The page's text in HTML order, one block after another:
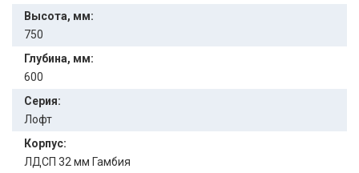
Высота, мм:
750
Глубина, мм:
600
Серия:
Лофт
Корпус:
ЛДСП 32 мм Гамбия